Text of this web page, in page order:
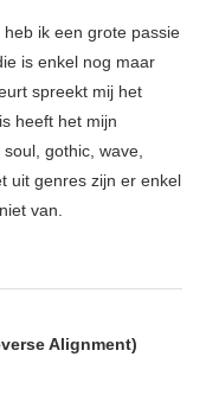
ik een grote passie
is enkel nog maar
spreekt mij het
heeft het mijn
gothic, wave,
uit genres zijn er enkel
van.
Alignment)